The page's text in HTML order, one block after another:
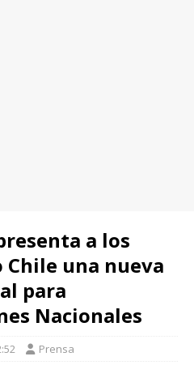
a los
Chile una nueva
para
Nacionales
Prensa